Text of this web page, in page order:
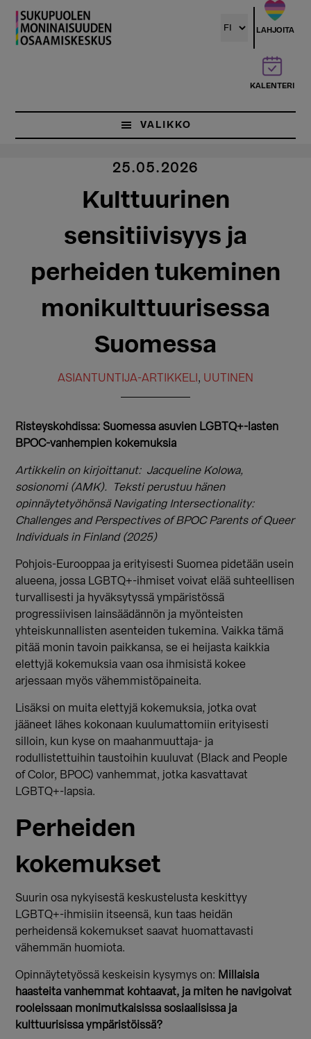
Hyppää
pääsisältöön
LAHJOITA
KALENTERI
VALIKKO
25.05.2026
Kulttuurinen
sensitiivisyys ja
perheiden tukeminen
monikulttuurisessa
Suomessa
ASIANTUNTIJA-ARTIKKELI , UUTINEN
Risteyskohdissa: Suomessa asuvien LGBTQ+-lasten
BPOC-vanhempien kokemuksia
Artikkelin on kirjoittanut: Jacqueline Kolowa,
sosionomi (AMK). Teksti perustuu hänen
opinnäytetyöhönsäNavigating Intersectionality:
Challenges and Perspectives of BPOC Parents ofQueer
Individuals in Finland (2025)
Pohjois-Eurooppaa ja erityisesti Suomea pidetään usein
alueena, jossa LGBTQ+-ihmiset voivat elää suhteellisen
turvallisesti ja hyväksytyssä ympäristössä
progressiivisen lainsäädännön ja myönteisten
yhteiskunnallisten asenteiden tukemina. Vaikka tämä
pitää monin tavoin paikkansa, se ei heijasta kaikkia
elettyjä kokemuksia vaan osa ihmisistä kokee
arjessaan myös vähemmistöpaineita.
Lisäksi on muita elettyjä kokemuksia, jotka ovat
jääneet lähes kokonaan kuulumattomiin erityisesti
silloin, kun kyse on maahanmuuttaja- ja
rodullistettuihin taustoihin kuuluvat (Black and People
of Color, BPOC) vanhemmat, jotka kasvattavat
LGBTQ+-lapsia.
Perheiden
kokemukset
Suurin osa nykyisestä keskustelusta keskittyy
LGBTQ+-ihmisiin itseensä, kun taas heidän
perheidensä kokemukset saavat huomattavasti
vähemmän huomiota.
Opinnäytetyössä keskeisin kysymys on: Millaisia
haasteita vanhemmat kohtaavat, ja miten he navigoivat
rooleissaan monimutkaisissa sosiaalisissa ja
kulttuurisissa ympäristöissä?